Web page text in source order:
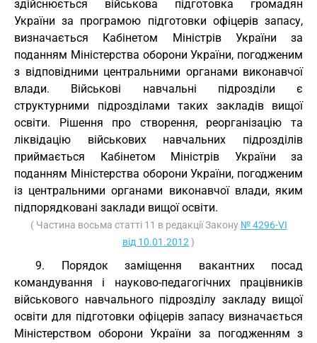
здійснюється військова підготовка громадян
України за програмою підготовки офіцерів запасу,
визначається Кабінетом Міністрів України за
поданням Міністерства оборони України, погодженим
з відповідними центральними органами виконавчої
влади. Військові навчальні підрозділи є
структурними підрозділами таких закладів вищої
освіти. Рішення про створення, реорганізацію та
ліквідацію військових навчальних підрозділів
приймається Кабінетом Міністрів України за
поданням Міністерства оборони України, погодженим
із центральними органами виконавчої влади, яким
підпорядковані заклади вищої освіти.
( Частина восьма статті 11 в редакції Закону № 4296-VI
від 10.01.2012 )
9. Порядок заміщення вакантних посад
командування і науково-педагогічних працівників
військового навчального підрозділу закладу вищої
освіти для підготовки офіцерів запасу визначається
Міністерством оборони України за погодженням з